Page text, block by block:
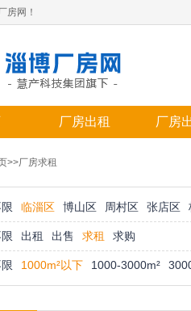
房网！
厂房出租 厂房
>>厂房求租
临淄区 博山区 周村区 张店区
出租 出售 求租 求购
1000m²以下 1000-3000m²